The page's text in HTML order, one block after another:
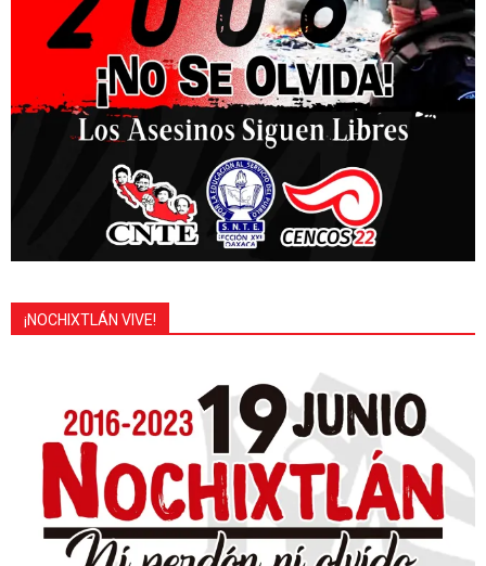
¡NOCHIXTLÁN VIVE!